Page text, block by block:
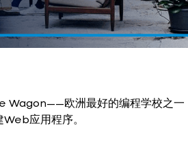
Wagon——欧洲最好的编程学校之一
应用程序。